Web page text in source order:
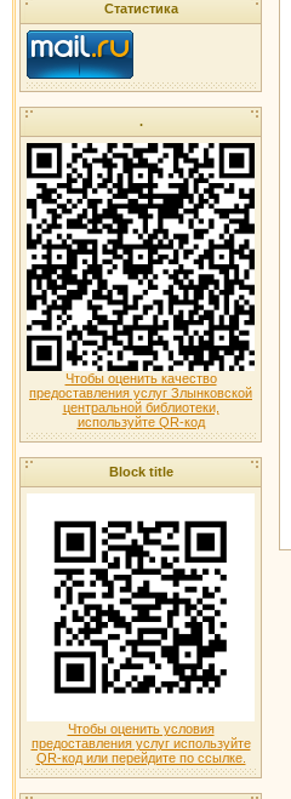
Статистика
.
Чтобы оценить качество
предоставления услуг Злынковской
центральной библиотеки,
используйте QR-код
Block title
Чтобы оценить условия
предоставления услуг используйте
QR-код или перейдите по ссылке.